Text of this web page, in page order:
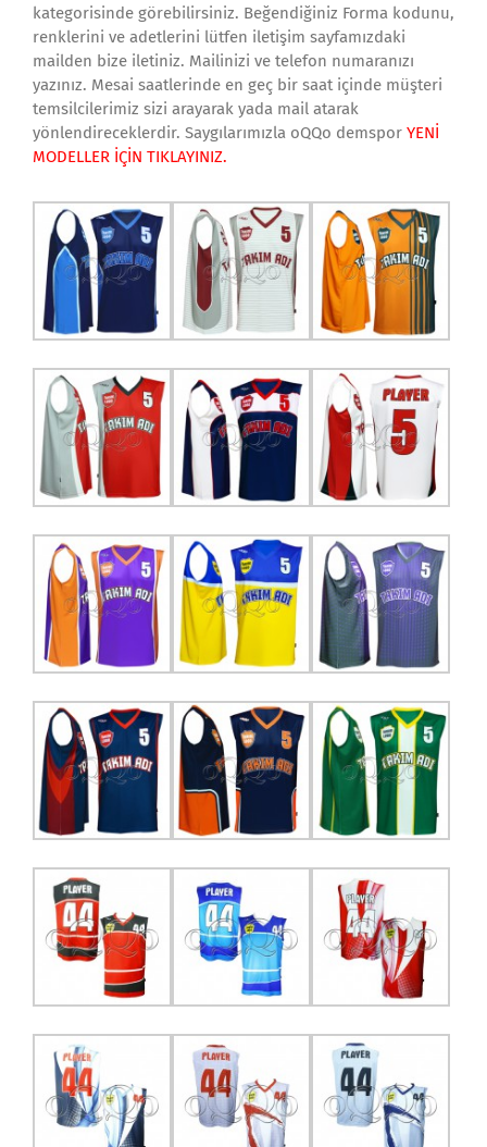
kategorisinde görebilirsiniz. Beğendiğiniz Forma kodunu,
renklerini ve adetlerini lütfen iletişim sayfamızdaki
mailden bize iletiniz. Mailinizi ve telefon numaranızı
yazınız. Mesai saatlerinde en geç bir saat içinde müşteri
temsilcilerimiz sizi arayarak yada mail atarak
yönlendireceklerdir. Saygılarımızla oQQo demspor YENİ
MODELLER İÇİN TIKLAYINIZ.